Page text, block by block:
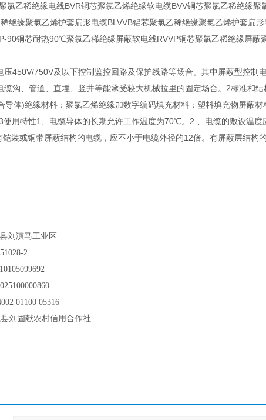
氯乙稀绝缘电线BVR铜芯聚氯乙烯绝缘软电缆BVV铜芯聚氯乙稀绝缘
绝缘聚氯乙烯护套扁形电缆BLVVB铝芯聚氯乙稀绝缘聚氯乙烯护套扁
90铜芯耐热90℃聚氯乙稀绝缘屏蔽软电线RVVP铜芯聚氯乙稀绝缘屏蔽
压450V/750V及以下控制监控回路及保护线路等场合。其中屏蔽型控
缆沟、管道、直埋、竖井等能承受较大机械拉里的固定场合。2标准和
导体)绝缘材料：聚氯乙烯绝缘加数字编码填充材料：塑料填充物屏蔽
使用特性1、电缆导体的长期允许工作温度为70℃。2 、电缆的敷设温
装或铜带屏蔽结构的电缆，应不小于电缆外径的12倍。有屏蔽层结构
刘演马工业区
2
01100 05316
刘固献农村信用合作社